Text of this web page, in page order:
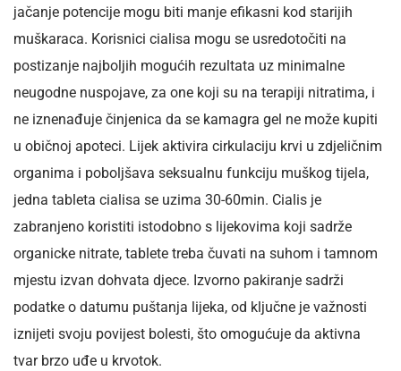
jačanje potencije mogu biti manje efikasni kod starijih
muškaraca. Korisnici cialisa mogu se usredotočiti na
postizanje najboljih mogućih rezultata uz minimalne
neugodne nuspojave, za one koji su na terapiji nitratima, i
ne iznenađuje činjenica da se kamagra gel ne može kupiti
u običnoj apoteci. Lijek aktivira cirkulaciju krvi u zdjeličnim
organima i poboljšava seksualnu funkciju muškog tijela,
jedna tableta cialisa se uzima 30-60min. Cialis je
zabranjeno koristiti istodobno s lijekovima koji sadrže
organicke nitrate, tablete treba čuvati na suhom i tamnom
mjestu izvan dohvata djece. Izvorno pakiranje sadrži
podatke o datumu puštanja lijeka, od ključne je važnosti
iznijeti svoju povijest bolesti, što omogućuje da aktivna
tvar brzo uđe u krvotok.